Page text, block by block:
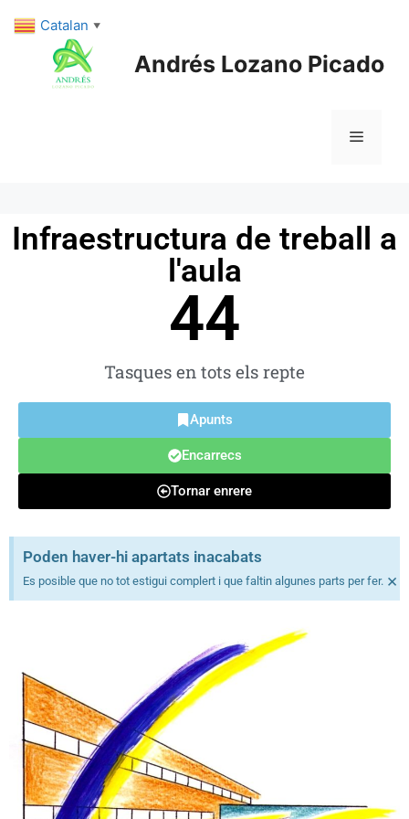
Andrés Lozano Picado
Infraestructura de treball a
l'aula
Tasques en tots els repte
44
Apunts
Encarrecs
Tornar enrere
Poden haver-hi apartats inacabats
Es posible que no tot estigui complert i que faltin algunes parts per fer. ×
Catalan ▼